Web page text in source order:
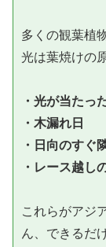
多くの観葉植
光は葉焼けの
・光が当たっ
・木漏れ日
・日向のすぐ
・レース越し
これらがアジ
ん、できるだ